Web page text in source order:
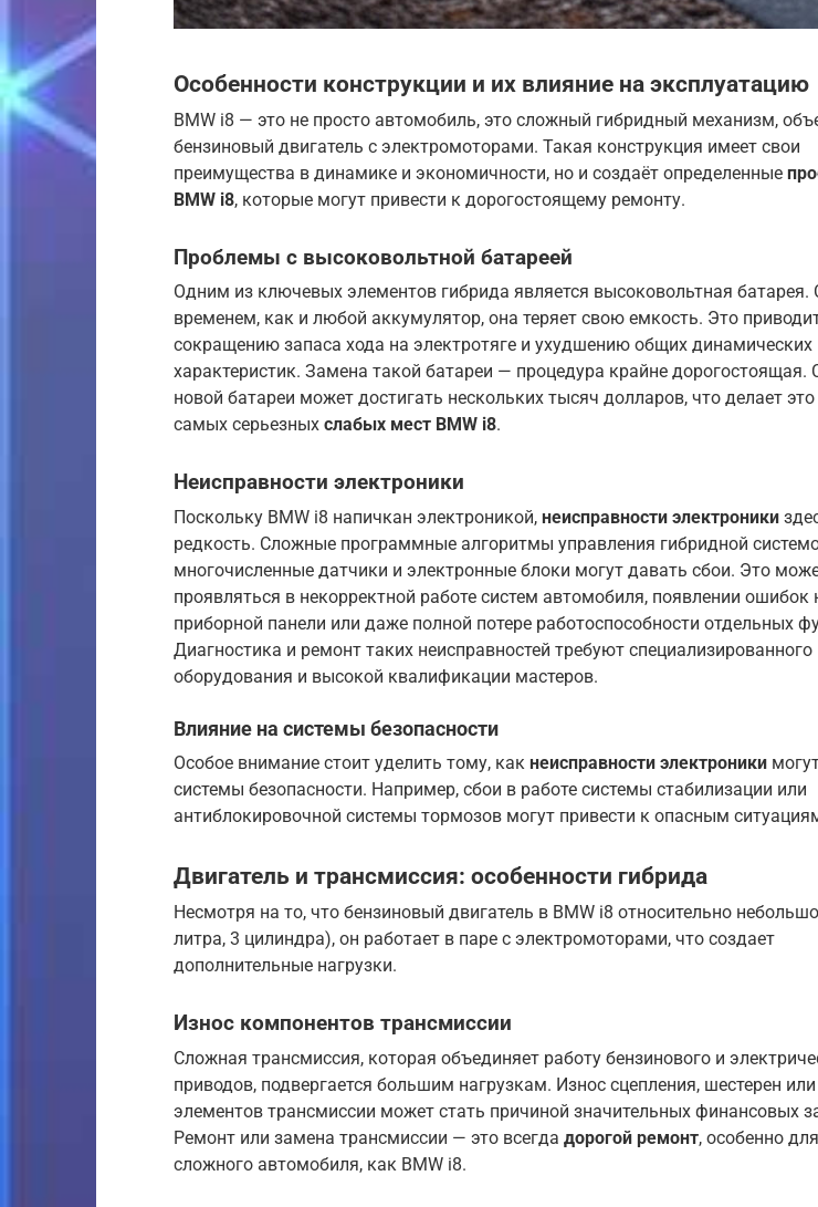
Особенности конструкции и их влияние на эксплуатацию
BMW i8 — это не просто автомобиль, это сложный гибридный механизм,
бензиновый двигатель с электромоторами. Такая конструкция имеет свои
преимущества в динамике и экономичности, но и создаёт определенные
BMW i8, которые могут привести к дорогостоящему ремонту.
Проблемы с высоковольтной батареей
Одним из ключевых элементов гибрида является высоковольтная батарея.
временем, как и любой аккумулятор, она теряет свою емкость. Это
сокращению запаса хода на электротяге и ухудшению общих динамических
характеристик. Замена такой батареи — процедура крайне дорогостоящая.
новой батареи может достигать нескольких тысяч долларов, что делает
самых серьезных слабых мест BMW i8.
Неисправности электроники
Поскольку BMW i8 напичкан электроникой, неисправности электроники
редкость. Сложные программные алгоритмы управления гибридной
многочисленные датчики и электронные блоки могут давать сбои. Это
проявляться в некорректной работе систем автомобиля, появлении ошибок
приборной панели или даже полной потере работоспособности отдельных
Диагностика и ремонт таких неисправностей требуют специализированного
оборудования и высокой квалификации мастеров.
Влияние на системы безопасности
Особое внимание стоит уделить тому, как неисправности электроники
системы безопасности. Например, сбои в работе системы стабилизации или
антиблокировочной системы тормозов могут привести к опасным
Двигатель и трансмиссия: особенности гибрида
Несмотря на то, что бензиновый двигатель в BMW i8 относительно
литра, 3 цилиндра), он работает в паре с электромоторами, что создает
дополнительные нагрузки.
Износ компонентов трансмиссии
Сложная трансмиссия, которая объединяет работу бензинового и
приводов, подвергается большим нагрузкам. Износ сцепления, шестерен
элементов трансмиссии может стать причиной значительных финансовых
Ремонт или замена трансмиссии — это всегда дорогой ремонт, особенно
сложного автомобиля, как BMW i8.